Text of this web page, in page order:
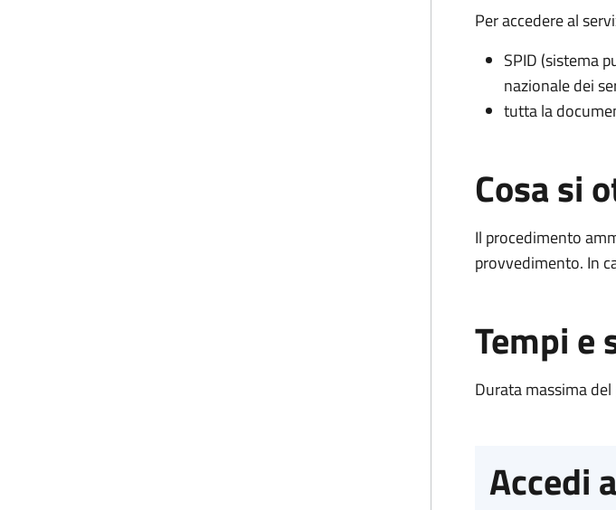
Per accedere al
SPID (sistema
nazionale dei
tutta la
Cosa si
Il procedimento
provvedimento. In
Tempi e
Durata massima
Accedi